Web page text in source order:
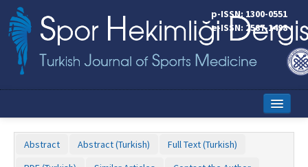
p-ISSN: 1300-0551
e-ISSN: 2587-1498
Abstract Abstract (Turkish)
Full Text (Turkish)